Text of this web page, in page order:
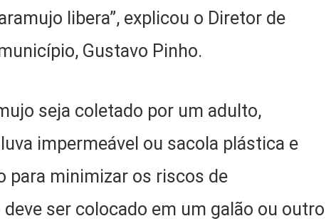
libera”, explicou o Diretor de
Gustavo Pinho.
seja coletado por um adulto,
impermeável ou sacola plástica e
para minimizar os riscos de
ser colocado em um galão ou outro